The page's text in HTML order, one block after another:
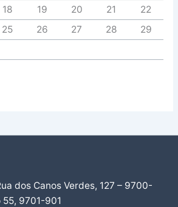
18 19 20 21
22
25 26 27 28
29
dos Canos Verdes, 127 – 9700-
9701-901